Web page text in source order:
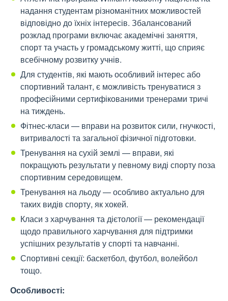
надання студентам різноманітних можливостей
відповідно до їхніх інтересів. Збалансований
розклад програми включає академічні заняття,
спорт та участь у громадському житті, що сприяє
всебічному розвитку учнів.
Для студентів, які мають особливий інтерес або
спортивний талант, є можливість тренуватися з
професійними сертифікованими тренерами тричі
на тиждень.
Фітнес-класи — вправи на розвиток сили, гнучкості,
витривалості та загальної фізичної підготовки.
Тренування на сухій землі — вправи, які
покращують результати у певному виді спорту поза
спортивним середовищем.
Тренування на льоду — особливо актуально для
таких видів спорту, як хокей.
Класи з харчування та дієтології — рекомендації
щодо правильного харчування для підтримки
успішних результатів у спорті та навчанні.
Спортивні секції: баскетбол, футбол, волейбол
тощо.
Особливості: